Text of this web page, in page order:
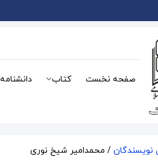
صفحه نخست کتاب دانشنامه
نویسندگان / محمدامیر شیخ نوری